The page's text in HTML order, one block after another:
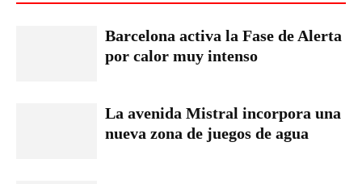
Barcelona activa la Fase de Alerta
por calor muy intenso
La avenida Mistral incorpora una
nueva zona de juegos de agua